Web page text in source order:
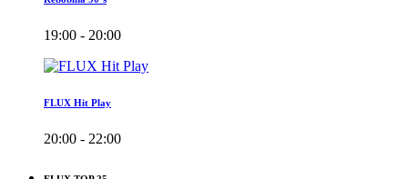
19:00 - 20:00
FLUX Hit Play
20:00 - 22:00